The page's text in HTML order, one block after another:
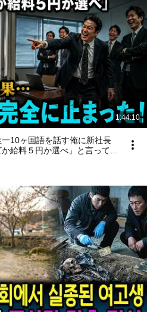
1:44:10
一10ヶ国語を話す俺に新社長
給料５円か選べ」と言ってき